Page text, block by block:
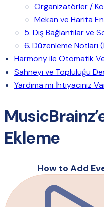
Organizatörler /
Mekan ve Harita
5. Dış Bağlantılar ve
6. Düzenleme
Harmony ile Otomatik
Sahneyi ve Topluluğu
Yardıma mı İhtiyacınız
Ekleme
How to Add